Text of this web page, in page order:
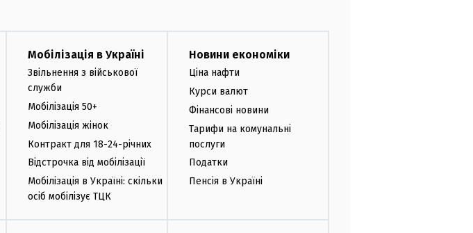
Мобілізація в Україні
Звільнення з військової
служби
Мобілізація 50+
Мобілізація жінок
Контракт для 18-24-річних
Відстрочка від мобілізації
Мобілізація в Україні: скільки
осіб мобілізує ТЦК
Новини економіки
Ціна нафти
Курси валют
Фінансові новини
Тарифи на комунальні
послуги
Податки
Пенсія в Україні